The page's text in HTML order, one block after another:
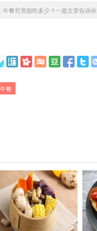
午餐究竟能吃多少？一篇文章告诉你
餐